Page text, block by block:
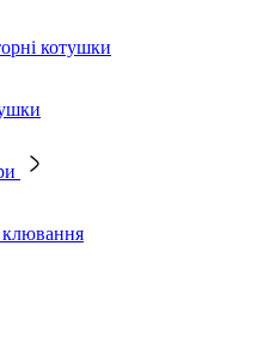
котушки
клювання